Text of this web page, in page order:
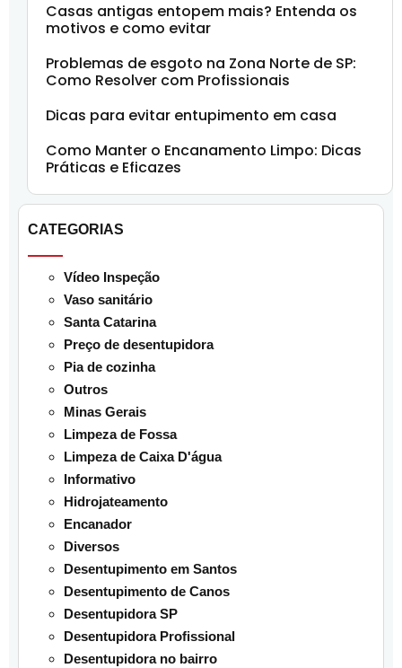
Casas antigas entopem mais? Entenda os
motivos e como evitar
Problemas de esgoto na Zona Norte de SP:
Como Resolver com Profissionais
Dicas para evitar entupimento em casa
Como Manter o Encanamento Limpo: Dicas
Práticas e Eficazes
CATEGORIAS
Vídeo Inspeção
Vaso sanitário
Santa Catarina
Preço de desentupidora
Pia de cozinha
Outros
Minas Gerais
Limpeza de Fossa
Limpeza de Caixa D'água
Informativo
Hidrojateamento
Encanador
Diversos
Desentupimento em Santos
Desentupimento de Canos
Desentupidora SP
Desentupidora Profissional
Desentupidora no bairro